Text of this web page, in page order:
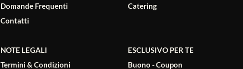
Domande Frequenti
Contatti
NOTE LEGALI
Termini & Condizioni
Catering
ESCLUSIVO PER TE
Buono - Coupon